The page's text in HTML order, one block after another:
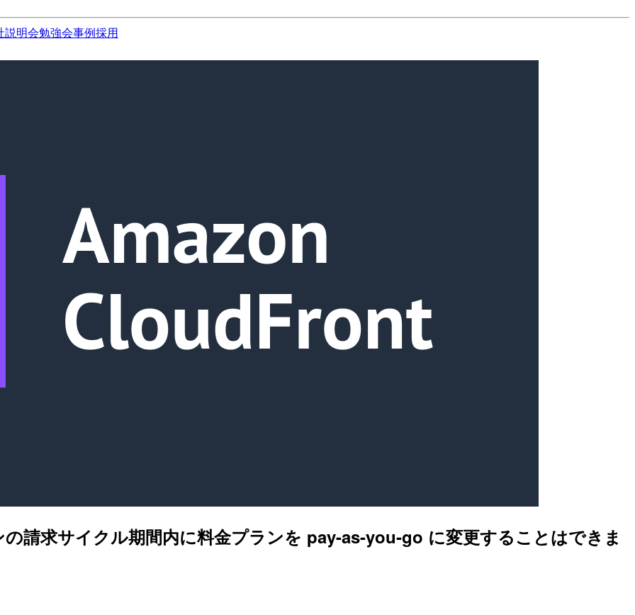
説明会勉強会事例採用
請求サイクル期間内に料金プランを pay-as-you-go に変更することはできま